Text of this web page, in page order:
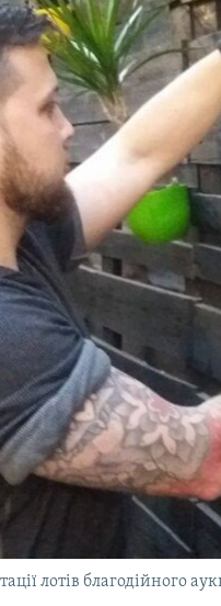
лотів благодійного